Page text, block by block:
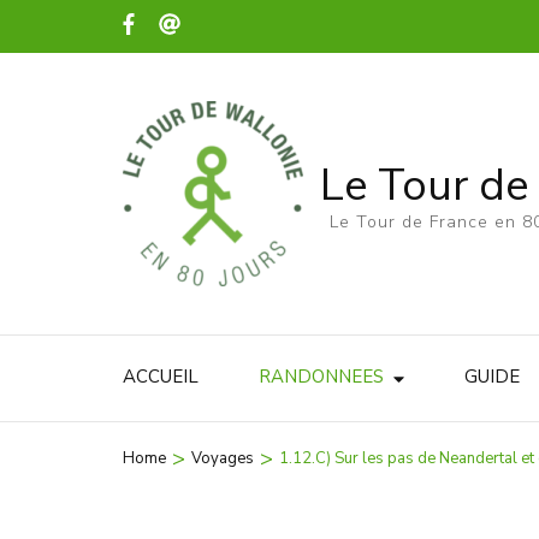
Le Tour
Le Tour de France en
ACCUEIL RANDONNEES GUIDE
Home > Voyages > 1.12.C) Sur les pas de Neandertal